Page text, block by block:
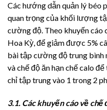
Các hướng dẫn quản lý béo
quan trọng của khối lượng
cường độ. Theo khuyến cáo
Hoa Kỳ, để giảm được 5%
bài tập cường độ trung bình
và chế độ ăn hạn chế calo
chỉ tập trung vào 1 trong 2
3.1. Các khuyến cáo về